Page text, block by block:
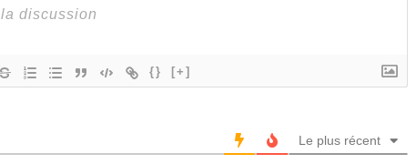
{} [+]
Le plus récent